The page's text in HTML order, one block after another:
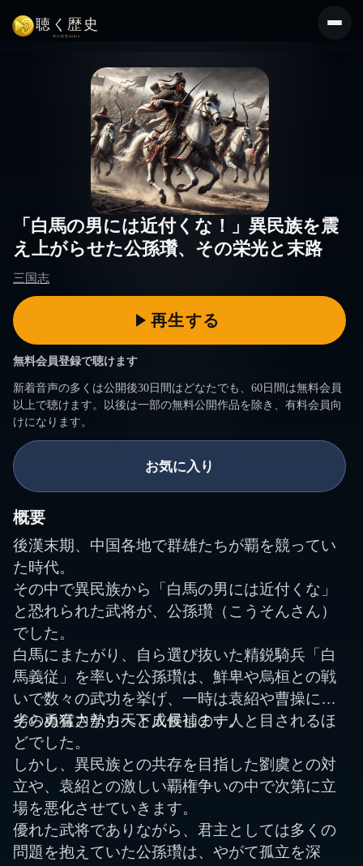
「白馬の男には近付くな！」異民族を震
え上がらせた公孫瓚、その栄光と末路
三国志
無料会員登録で聴けます
新着音声の多くは公開後30日間はどなたでも、60日間は無料会員
以上で聴けます。以後は一部の無料公開作品を除き、有料会員向
けになります。
お気に入り
概要
後漢末期、中国各地で群雄たちが覇を競ってい
た時代。
その中で異民族から「白馬の男には近付くな」
と恐れられた武将が、公孫瓚（こうそんさん）
でした。
白馬にまたがり、自ら選び抜いた精鋭騎兵「白
馬義従」を率いた公孫瓚は、鮮卑や烏桓との戦
いで数々の武功を挙げ、一時は袁紹や曹操にも
劣らぬ有力勢力へと成長します。
その勇猛さから天下人候補の一人と目されるほ
どでした。
しかし、異民族との共存を目指した劉虞との対
立や、袁紹との激しい覇権争いの中で次第に立
場を悪化させていきます。
優れた武将でありながら、君主としては多くの
問題を抱えていた公孫瓚は、やがて孤立を深